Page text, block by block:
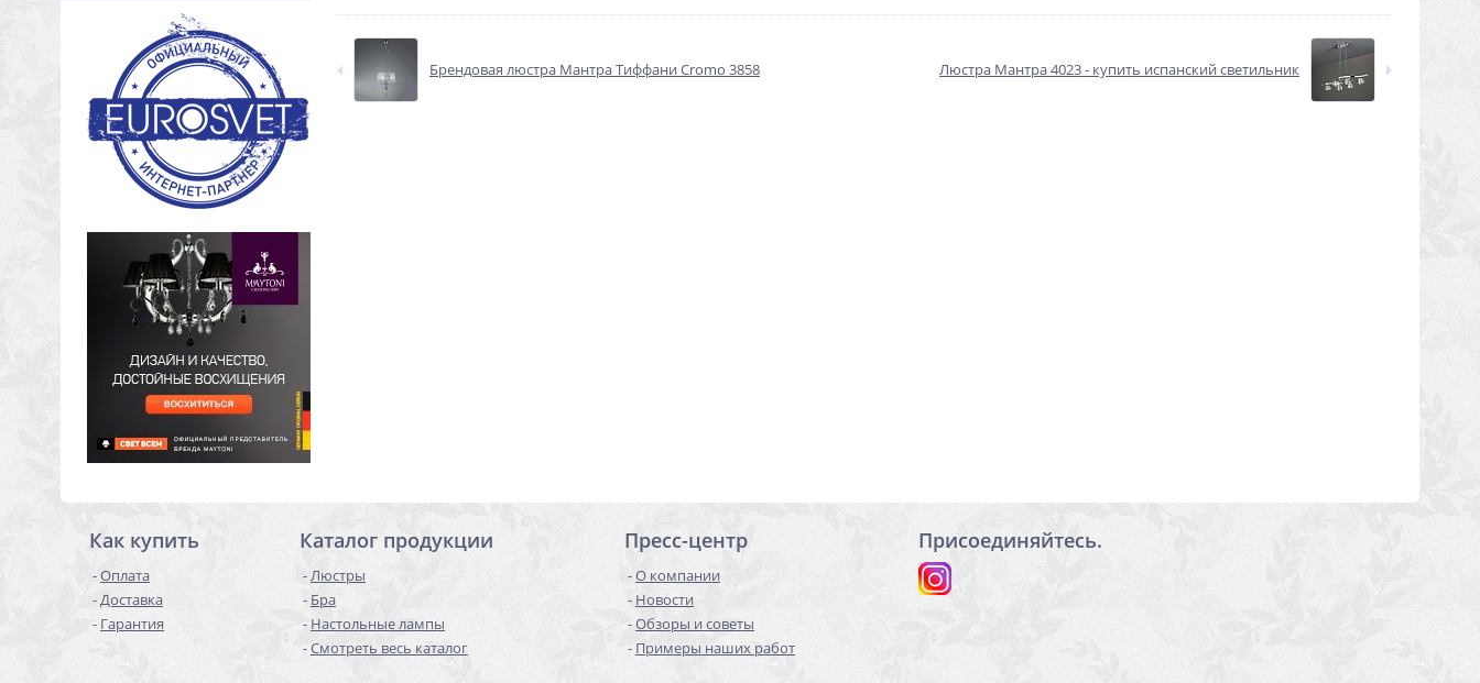
Брендовая люстра Мантра Тиффани Cromo 3858 Люстра Мантра 4023 - купить испанский светильник
Как купить
Оплата
Доставка
Гарантия
Каталог продукции
Люстры
Бра
Настольные лампы
Смотреть весь каталог
Пресс-центр
О компании
Новости
Обзоры и советы
Примеры наших работ
Присоединяйтесь.